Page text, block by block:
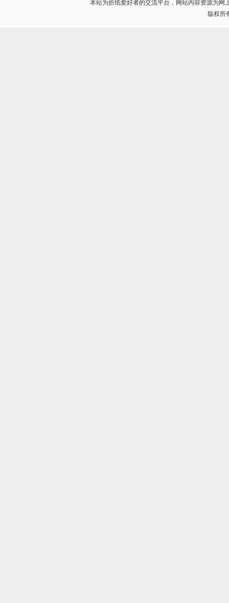
本站为折纸爱好者的交流平台，网站内容资源为
版权所